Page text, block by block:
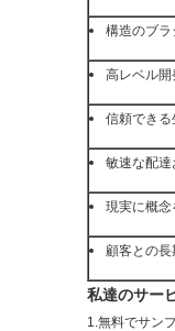
構造のブラ
高レベル開
信頼できる
敏速な配達
現実に概念
顧客との長
私達のサー
1.無料でサン